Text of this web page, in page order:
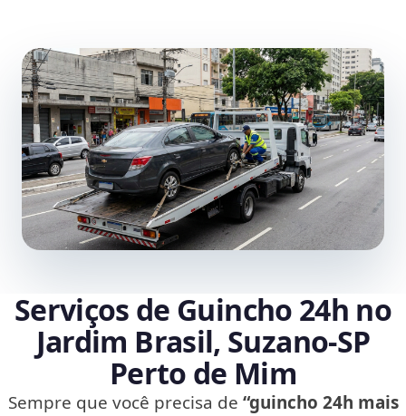
Serviços de Guincho 24h no
Jardim Brasil, Suzano‑SP
Perto de Mim
Sempre que você precisa de “guincho 24h mais